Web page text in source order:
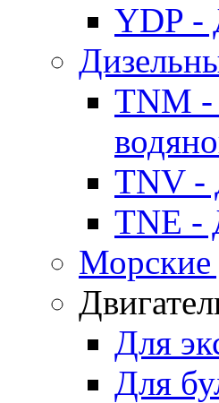
YDP -
TNM -
TNV -
TNE -
Морские
Для
Для